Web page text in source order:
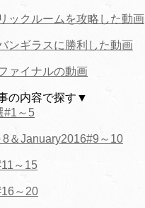
ックルームを攻略した動画
ンギラスに勝利した動画
ァイナルの動画
の内容で探す▼
#1～5
＆January2016#9～10
～15
～20